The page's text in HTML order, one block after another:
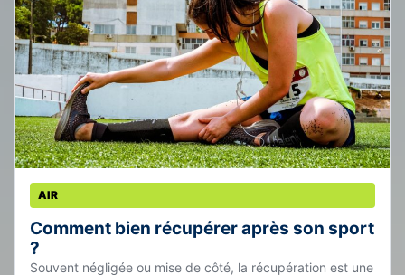
AIR
Comment bien récupérer après son sport
?
Souvent négligée ou mise de côté, la récupération est une